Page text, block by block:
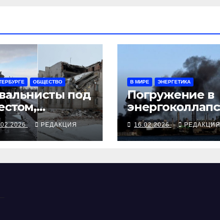
ОБЩЕСТВО
под
под
РЕДАКЦИЯ
В МИРЕ ЭНЕРГЕТИКА
Погружение в
на Кубе
даже
фестиваль
16.02.2026 РЕДАКЦИЯ